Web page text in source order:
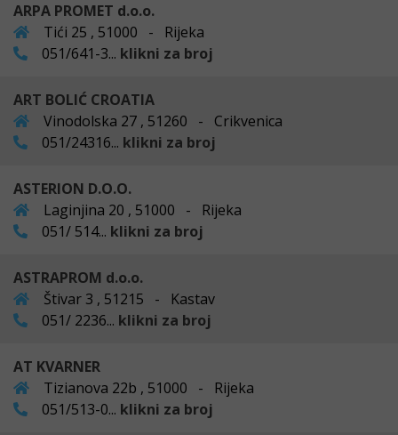
ARPA PROMET d.o.o.
Tići 25 , 51000 - Rijeka
051/641-3... klikni za broj
ART BOLIĆ CROATIA
Vinodolska 27 , 51260 - Crikvenica
051/24316... klikni za broj
ASTERION D.O.O.
Laginjina 20 , 51000 - Rijeka
051/ 514... klikni za broj
ASTRAPROM d.o.o.
Štivar 3 , 51215 - Kastav
051/ 2236... klikni za broj
AT KVARNER
Tizianova 22b , 51000 - Rijeka
051/513-0... klikni za broj